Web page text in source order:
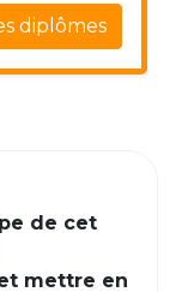
diplômes
de cet
mettre en